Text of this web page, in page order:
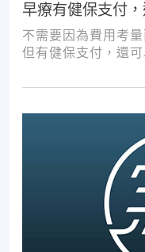
早療有健保支付
不需要因為費用考
但有健保支付，還